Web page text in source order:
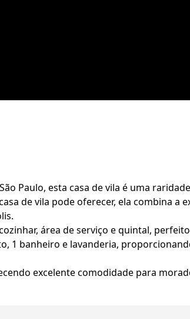
Paulo, esta casa de vila é uma
de vila pode oferecer, ela combina a
área de serviço e quintal,
1 banheiro e lavanderia,
excelente comodidade para